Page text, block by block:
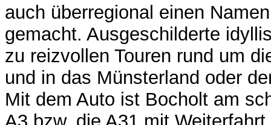
auch überregional einen
gemacht. Ausgeschilderte
zu reizvollen Touren rund um
und in das Münsterland oder
Mit dem Auto ist Bocholt am